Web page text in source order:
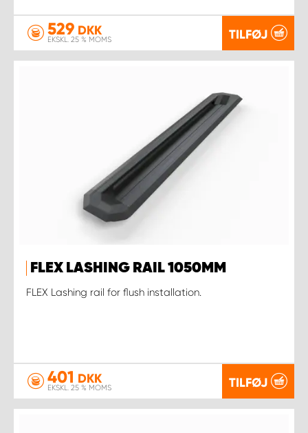
529 DKK
EKSKL. 25 % MOMS TILFØJ
FLEX LASHING RAIL 1050MM
FLEX Lashing rail for flush installation.
401 DKK
EKSKL. 25 % MOMS TILFØJ